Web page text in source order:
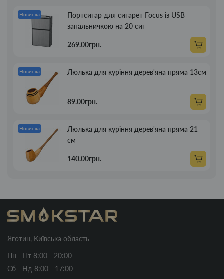
Новинка
Портсигар для сигарет Focus із USB
запальничкою на 20 сиг
269.00грн.
Новинка Люлька для куріння дерев'яна пряма 13см
89.00грн.
Новинка
Люлька для куріння дерев'яна пряма 21
см
140.00грн.
Яготин, Київська область
Пн - Пт 8:00 - 20:00
Сб - Нд 8:00 - 17:00